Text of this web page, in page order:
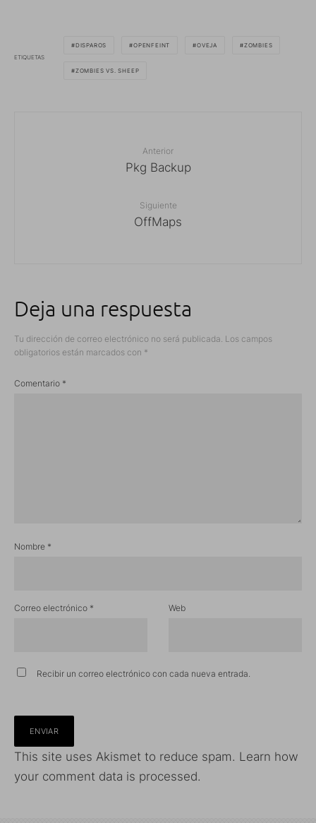
ETIQUETAS
DISPAROS OPENFEINT OVEJA ZOMBIES
ZOMBIES VS. SHEEP
Anterior
Pkg Backup
Siguiente
OffMaps
Deja una respuesta
Tu dirección de correo electrónico no será publicada. Los campos
obligatorios están marcados con *
Comentario *
Nombre *
Correo electrónico * Web
Recibir un correo electrónico con cada nueva entrada.
This site uses Akismet to reduce spam. Learn how
your comment data is processed.